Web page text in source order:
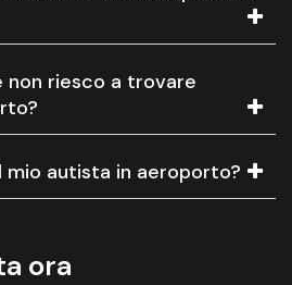
non riesco a trovare
mio autista in aeroporto?
ora